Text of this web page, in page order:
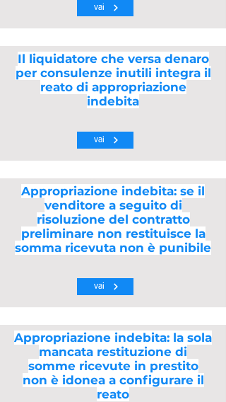
vai
Il liquidatore che versa denaro
per consulenze inutili integra il
reato di appropriazione
indebita
vai
Appropriazione indebita: se il
venditore a seguito di
risoluzione del contratto
preliminare non restituisce la
somma ricevuta non è punibile
vai
Appropriazione indebita: la sola
mancata restituzione di
somme ricevute in prestito
non è idonea a configurare il
reato